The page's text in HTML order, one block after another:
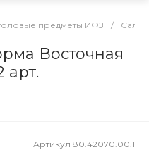
предметы ИФЗ /
Восточная
арт.
Артикул 80.42070.00.1